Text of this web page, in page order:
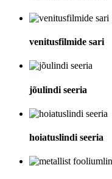
venitusfilmide sari
jõulindi seeria
hoiatuslindi seeria